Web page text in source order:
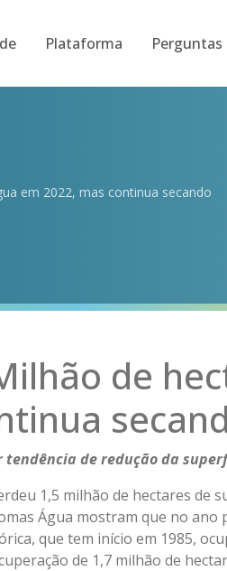
Plataforma
em 2022, mas continua secando
de
de redução da
1,5 milhão de hectares de
Água mostram que no ano
que tem início em 1985,
de 1,7 milhão de